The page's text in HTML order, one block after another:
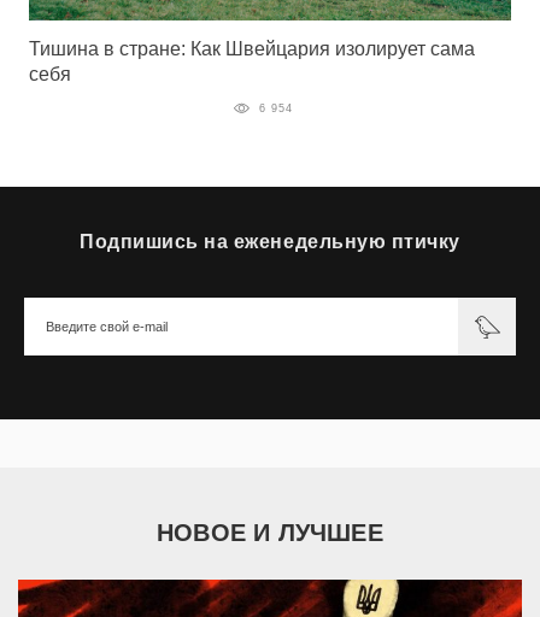
Тишина в стране: Как Швейцария изолирует сама
себя
6 954
Подпишись на еженедельную птичку
НОВОЕ И ЛУЧШЕЕ